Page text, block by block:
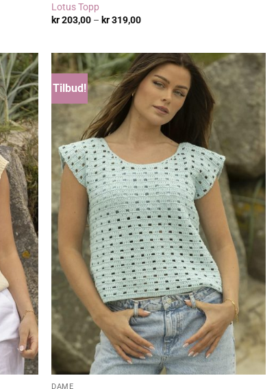
Lotus Topp
kr203,00 – kr319,00Prisområde:
Tilbud!
DAME